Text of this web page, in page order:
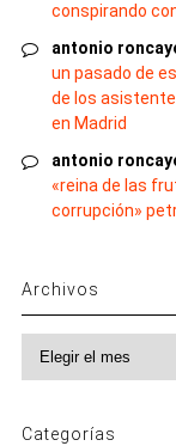
conspirando
antonio
un pasado de
de los
en Madrid
antonio
«reina de las
corrupción»
Archivos
Categorías